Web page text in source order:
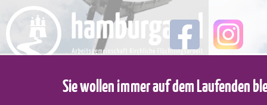
content
Sie wollen immer auf dem Laufenden